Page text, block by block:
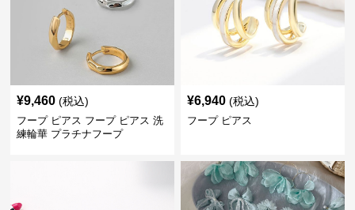
¥9,460 (税込)
フープ ピアス フープ ピアス 洗
練輪華 プラチナフープ
¥6,940 (税込)
フープ ピアス